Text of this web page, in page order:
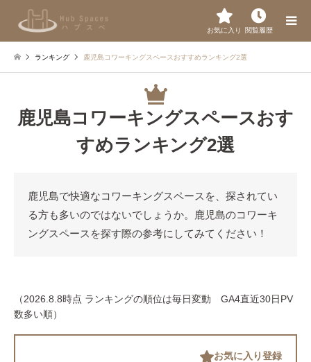
お気に入り 閲覧履歴
ランキング 鹿児島コワーキングスペースおすすめランキング2選
鹿児島コワーキングスペースおす
すめランキング2選
鹿児島で快適なコワーキングスペースを、探されてい
る方も多いのではないでしょうか。鹿児島のコワーキ
ングスペースを探す際の参考にしてみてください！
（2026.8.8時点 ランキングの順位は毎日変動 GA4直近30日PV
数多い順）
お気に入り登録